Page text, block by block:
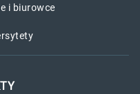
i biurowce